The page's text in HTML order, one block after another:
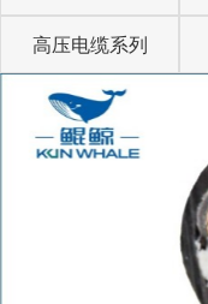
高压电缆系列